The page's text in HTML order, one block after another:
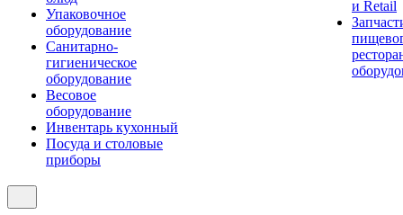
Упаковочное
оборудование
Санитарно-
гигиеническое
оборудование
Весовое
оборудование
Инвентарь кухонный
Посуда и столовые
приборы
и Retail